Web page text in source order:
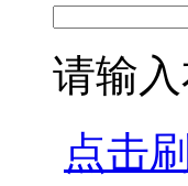
请输
点击